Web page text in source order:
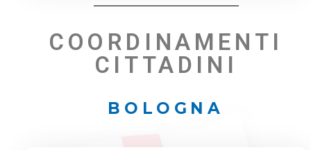
COORDINAMENTI
CITTADINI
BOLOGNA